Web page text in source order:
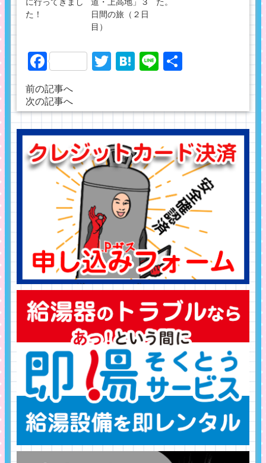
た！
日間の旅（２日
目）
FacebookTwitter
Hatena
Line
前の記事へ
次の記事へ